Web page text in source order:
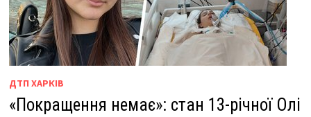
ДТП ХАРКІВ
«Покращення немає»: стан 13-річної Олі